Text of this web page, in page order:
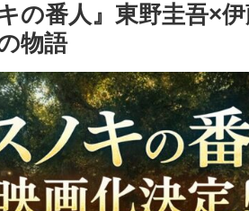
の番人』東野圭吾×
物語